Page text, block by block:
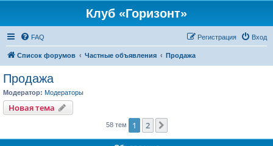
Клуб «Горизонт»
FAQ Вход
Регистрация
Список форумов Частные объявления Продажа
Продажа
Модератор: Модераторы
Новая тема
58 тем 1 2